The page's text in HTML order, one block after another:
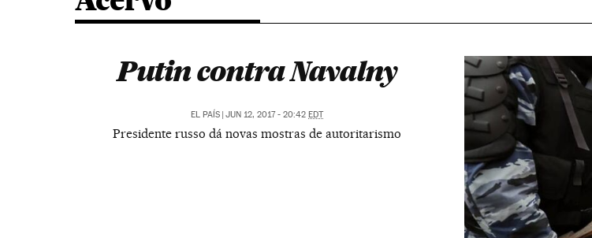
Putin contra Navalny
EL PAÍS | JUN 12, 2017 - 20:42EDT
Presidente russo dá novas mostras de autoritarismo